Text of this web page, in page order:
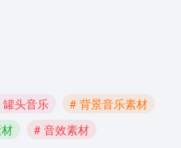
罐头音乐
# 背景音乐素材
# 音效素材